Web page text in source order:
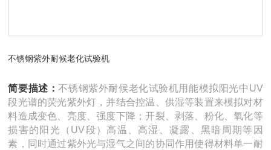
不锈钢紫外耐候老化试验机
简要描述：不锈钢紫外耐候老化试验机用能模拟阳光中UV
段光谱的荧光紫外灯，并结合控温、供湿等装置来模拟对材
料造成变色、亮度、强度下降；开裂、剥落、粉化、氧化等
损害的阳光（UV段）高温、高湿、凝露、黑暗周期等因
素，同时通过紫外光与湿气之间的协同作用使得材料单一耐